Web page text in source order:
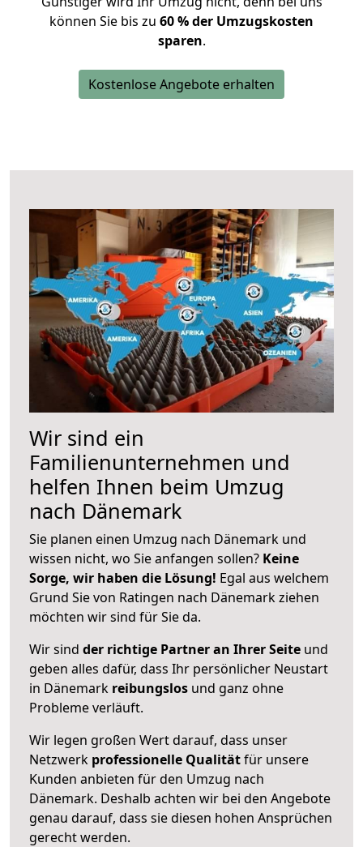
können Sie bis zu 60 % der Umzugskosten
sparen.
Kostenlose Angebote erhalten
Wir sind ein
Familienunternehmen und
helfen Ihnen beim Umzug
nach Dänemark
Sie planen einen Umzug nach Dänemark und
wissen nicht, wo Sie anfangen sollen? Keine
Sorge, wir haben die Lösung! Egal aus welchem
Grund Sie von Ratingen nach Dänemark ziehen
möchten wir sind für Sie da.
Wir sind der richtige Partner an Ihrer Seite und
geben alles dafür, dass Ihr persönlicher Neustart
in Dänemark reibungslos und ganz ohne
Probleme verläuft.
Wir legen großen Wert darauf, dass unser
Netzwerk professionelle Qualitätfür unsere
Kunden anbieten für den Umzug nach
Dänemark. Deshalb achten wir bei den Angebote
genau darauf, dass sie diesen hohen Ansprüchen
gerecht werden.